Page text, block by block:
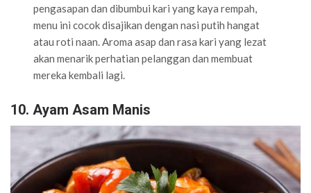
pengasapan dan dibumbui kari yang kaya rempah,
menu ini cocok disajikan dengan nasi putih hangat
atau roti naan. Aroma asap dan rasa kari yang lezat
akan menarik perhatian pelanggan dan membuat
mereka kembali lagi.
10. Ayam Asam Manis